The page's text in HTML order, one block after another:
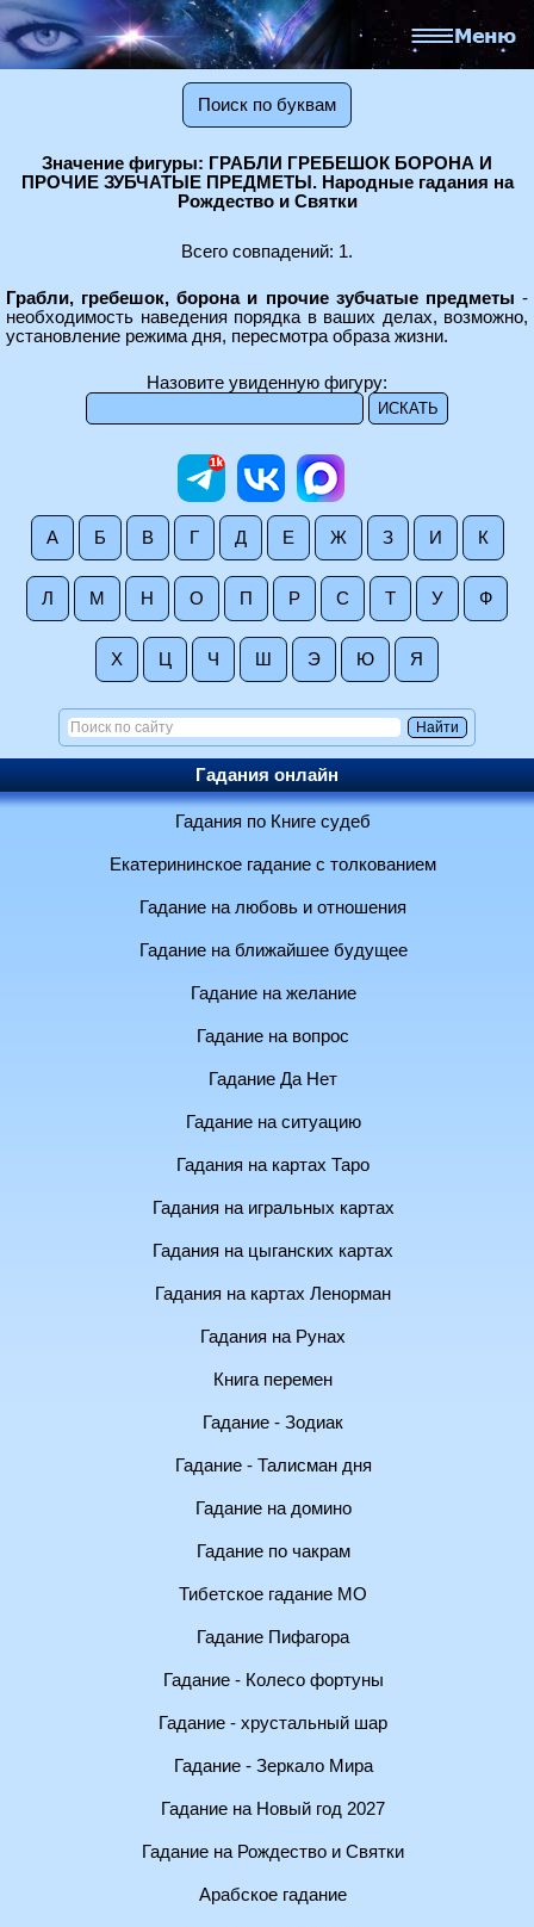
Поиск по буквам
Значение фигуры: ГРАБЛИ ГРЕБЕШОК БОРОНА И
ПРОЧИЕ ЗУБЧАТЫЕ ПРЕДМЕТЫ. Народные гадания на
Рождество и Святки
Всего совпадений: 1.
Грабли, гребешок, борона и прочие зубчатые предметы -
необходимость наведения порядка в ваших делах, возможно,
установление режима дня, пересмотра образа жизни.
Назовите увиденную фигуру:
А Б В Г Д Е Ж З И К
Л М Н О П Р С Т У Ф
Х Ц Ч Ш Э Ю Я
Гадания онлайн
Гадания по Книге судеб
Екатерининское гадание с толкованием
Гадание на любовь и отношения
Гадание на ближайшее будущее
Гадание на желание
Гадание на вопрос
Гадание Да Нет
Гадание на ситуацию
Гадания на картах Таро
Гадания на игральных картах
Гадания на цыганских картах
Гадания на картах Ленорман
Гадания на Рунах
Книга перемен
Гадание - Зодиак
Гадание - Талисман дня
Гадание на домино
Гадание по чакрам
Тибетское гадание МО
Гадание Пифагора
Гадание - Колесо фортуны
Гадание - хрустальный шар
Гадание - Зеркало Мира
Гадание на Новый год 2027
Гадание на Рождество и Святки
Арабское гадание